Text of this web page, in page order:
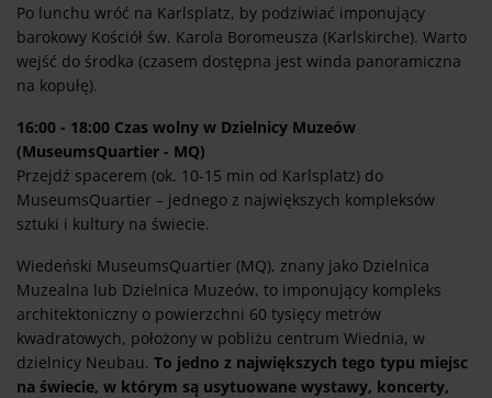
Po lunchu wróć na Karlsplatz, by podziwiać imponujący
barokowy Kościół św. Karola Boromeusza (Karlskirche). Warto
wejść do środka (czasem dostępna jest winda panoramiczna
na kopułę).
16:00 - 18:00 Czas wolny w Dzielnicy Muzeów
(MuseumsQuartier - MQ)
Przejdź spacerem (ok. 10-15 min od Karlsplatz) do
MuseumsQuartier – jednego z największych kompleksów
sztuki i kultury na świecie.
Wiedeński MuseumsQuartier (MQ), znany jako Dzielnica
Muzealna lub Dzielnica Muzeów, to imponujący kompleks
architektoniczny o powierzchni 60 tysięcy metrów
kwadratowych, położony w pobliżu centrum Wiednia, w
dzielnicy Neubau. To jedno z największych tego typu miejsc
na świecie, w którym są usytuowane wystawy, koncerty,